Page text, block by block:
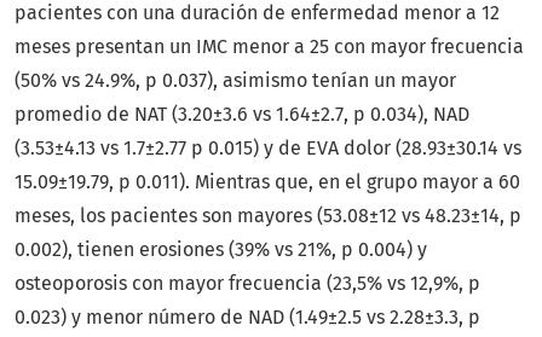
pacientes con una duración de enfermedad menor a 12
meses presentan un IMC menor a 25 con mayor frecuencia
(50% vs 24.9%, p 0.037), asimismo tenían un mayor
promedio de NAT (3.20±3.6 vs 1.64±2.7, p 0.034), NAD
(3.53±4.13 vs 1.7±2.77 p 0.015) y de EVA dolor (28.93±30.14 vs
15.09±19.79, p 0.011). Mientras que, en el grupo mayor a 60
meses, los pacientes son mayores (53.08±12 vs 48.23±14, p
0.002), tienen erosiones (39% vs 21%, p 0.004) y
osteoporosis con mayor frecuencia (23,5% vs 12,9%, p
0.023) y menor número de NAD (1.49±2.5 vs 2.28±3.3, p